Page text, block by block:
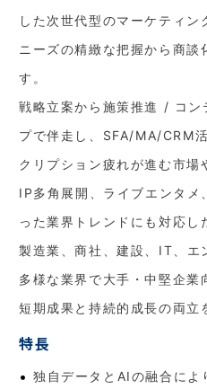
した次世代型のマーケティ
ニーズの精緻な把握から商談
す。
戦略立案から施策推進 / コン
プで伴走し、SFA/MA/CRM
クリプション疲れが進む市場
IP多角展開、ライブエンタ
った業界トレンドにも対応し
製造業、商社、建設、IT、エ
多様な業界で大手・中堅企業
短期成果と持続的成長の両立
特長
独自データとAIの融合によ